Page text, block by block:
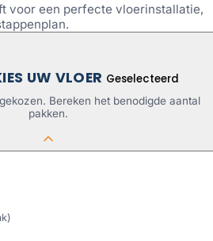
voor een perfecte vloerinstallatie,
UW VLOER Geselecteerd
Bereken het benodigde aantal
pakken.